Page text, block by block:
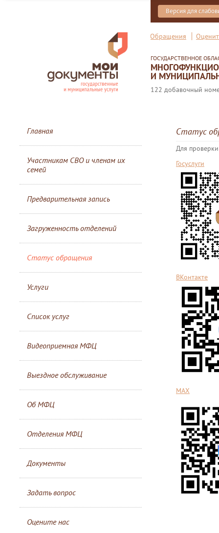
Версия для
Обращения
ГОСУДАРСТВЕННОЕ
И
122 добавочный
Главная
Участникам СВО и членам их
семей
Предварительная запись
Загруженность отделений
Статус обращения
Услуги
Список услуг
Видеоприемная МФЦ
Выездное обслуживание
Об МФЦ
Отделения МФЦ
Документы
Задать вопрос
Оцените нас
Статус
Для
Госуслуги
ВКонтакте
MАХ